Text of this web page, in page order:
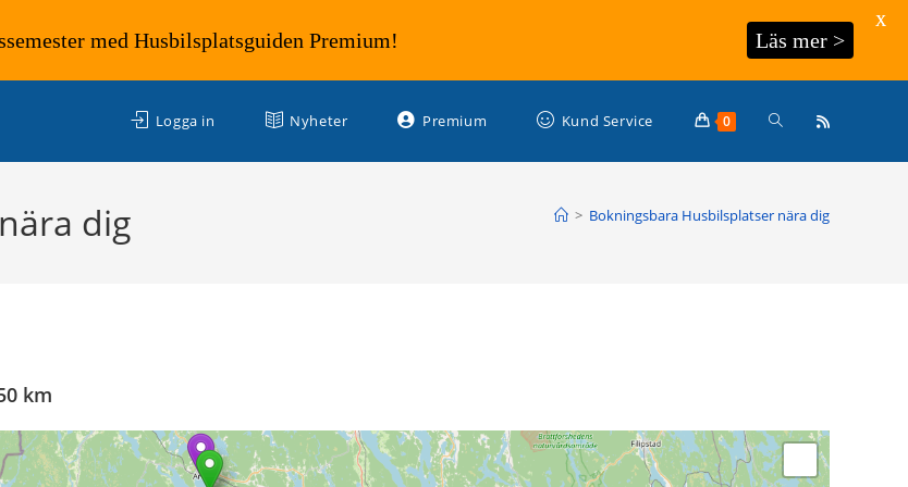
Logga in Nyheter Premium Kund Service 0 Slå
dig > Bokningsbara Husbilsplatser nära dig
km
med Husbilsplatsguiden Premium! Läs mer >
X